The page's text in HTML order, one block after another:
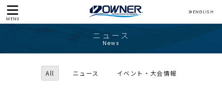
MENU
ENGLISH
ニュース
News
All ニュース イベント・大会情報